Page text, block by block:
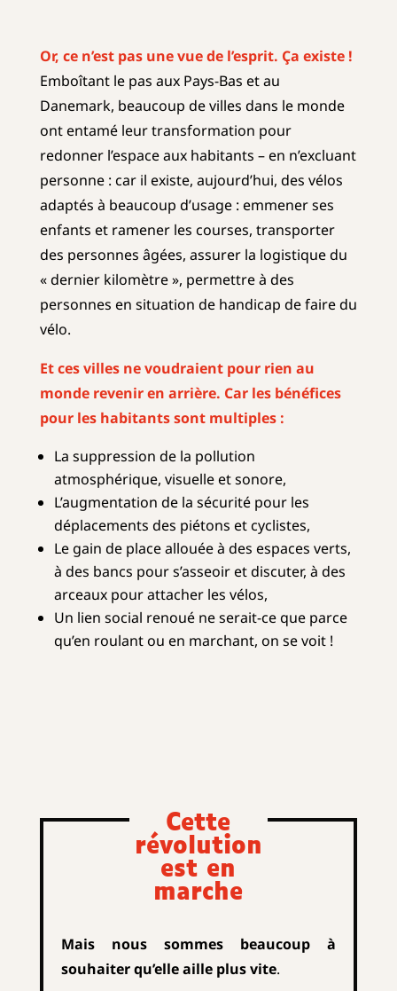
Or, ce n’est pas une vue de l’esprit. Ça existe !
Emboîtant le pas aux Pays-Bas et au
Danemark, beaucoup de villes dans le monde
ont entamé leur transformation pour
redonner l’espace aux habitants – en n’excluant
personne : car il existe, aujourd’hui, des vélos
adaptés à beaucoup d’usage : emmener ses
enfants et ramener les courses, transporter
des personnes âgées, assurer la logistique du
« dernier kilomètre », permettre à des
personnes en situation de handicap de faire du
vélo.
Et ces villes ne voudraient pour rien au
monde revenir en arrière. Car les bénéfices
pour les habitants sont multiples :
La suppression de la pollution
atmosphérique, visuelle et sonore,
L’augmentation de la sécurité pour les
déplacements des piétons et cyclistes,
Le gain de place allouée à des espaces verts,
à des bancs pour s’asseoir et discuter, à des
arceaux pour attacher les vélos,
Un lien social renoué ne serait-ce que parce
qu’en roulant ou en marchant, on se voit !
Cette
révolution
est en
marche
Mais nous sommes beaucoup à
souhaiter qu’elle aille plus vite.